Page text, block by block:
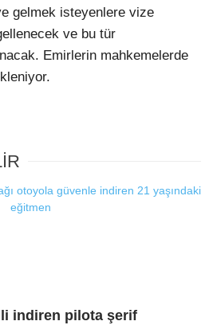
gelmek isteyenlere vize
ve bu tür
Emirlerin mahkemelerde
indiren pilota şerif